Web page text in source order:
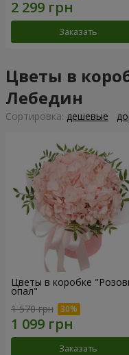
Заказать
Цветы в
Лебедин
Cортировка: дешевые
Цветы в коробке
опал"
1 570 грн
Заказать